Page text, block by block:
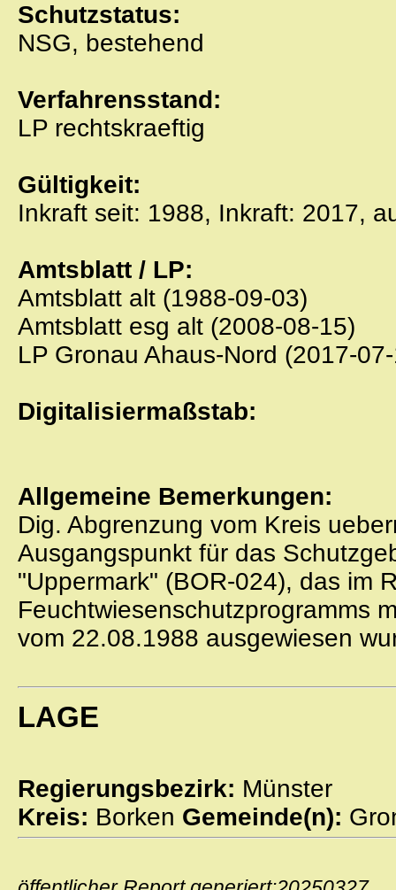
Schutzstatus:
NSG, bestehend
Verfahrensstand:
LP rechtskraeftig
Gültigkeit:
Inkraft seit: 1988, Inkraft: 2017,
Amtsblatt / LP:
Amtsblatt alt (1988-09-03)
Amtsblatt esg alt (2008-08-15)
LP Gronau Ahaus-Nord (2017-
Digitalisiermaßstab:
Allgemeine Bemerkungen:
Dig. Abgrenzung vom Kreis
Ausgangspunkt für das
"Uppermark" (BOR-024), das im
Feuchtwiesenschutzprogramms
vom 22.08.1988 ausgewiesen
LAGE
Regierungsbezirk: Münster
Kreis: Borken Gemeinde(n):